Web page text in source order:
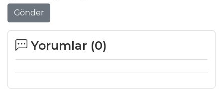
Gönder
Yorumlar (0)